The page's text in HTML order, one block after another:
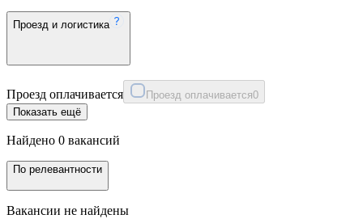
Проезд и логистика
Проезд оплачивается Проезд оплачивается0
Показать ещё
Найдено 0 вакансий
По релевантности
Вакансии не найдены